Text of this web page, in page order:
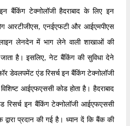
बैंकिंग टेक्नोलॉजी हैदराबाद के लिए इन
आरटीजीएस, एनईएफटी और आईएमपीएस
लेनदेन में भाग लेने वाली शाखाओं की
है। इसलिए, नेट बैंकिंग की सुविधा देने
डेवलपमेंट एंड रिसर्च इन बैंकिंग टेक्नोलॉजी
आईएफएससी कोड होता है। हैदराबाद
रिसर्च इन बैंकिंग टेक्नोलॉजी आईएफएससी
द्वारा प्रदान की गई है। ध्यान दें कि बैंक की